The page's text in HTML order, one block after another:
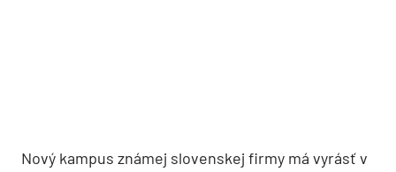
Nový kampus známej slovenskej firmy má vyrásť v